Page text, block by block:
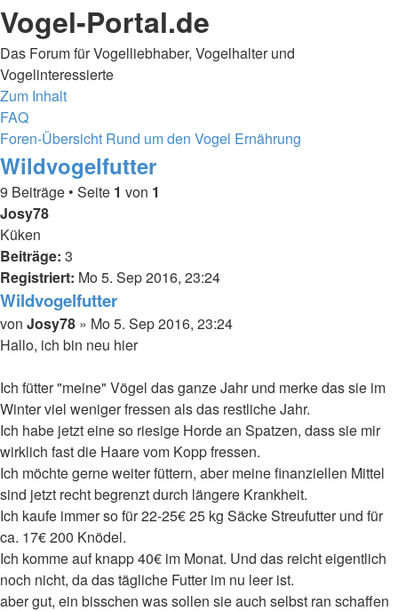
Vogel-Portal.de
Das Forum für Vogelliebhaber, Vogelhalter und
Vogelinteressierte
Zum Inhalt
FAQ
Foren-Übersicht Rund um den Vogel Ernährung
Wildvogelfutter
9 Beiträge • Seite 1 von 1
Josy78
Küken
Beiträge: 3
Registriert: Mo 5. Sep 2016, 23:24
Wildvogelfutter
Beitrag
von Josy78 » Mo 5. Sep 2016, 23:24
Hallo, ich bin neu hier
Ich fütter "meine" Vögel das ganze Jahr und merke das sie im
Winter viel weniger fressen als das restliche Jahr.
Ich habe jetzt eine so riesige Horde an Spatzen, dass sie mir
wirklich fast die Haare vom Kopp fressen.
Ich möchte gerne weiter füttern, aber meine finanziellen Mittel
sind jetzt recht begrenzt durch längere Krankheit.
Ich kaufe immer so für 22-25€ 25 kg Säcke Streufutter und für
ca. 17€ 200 Knödel.
Ich komme auf knapp 40€ im Monat. Und das reicht eigentlich
noch nicht, da das tägliche Futter im nu leer ist.
aber gut, ein bisschen was sollen sie auch selbst ran schaffen